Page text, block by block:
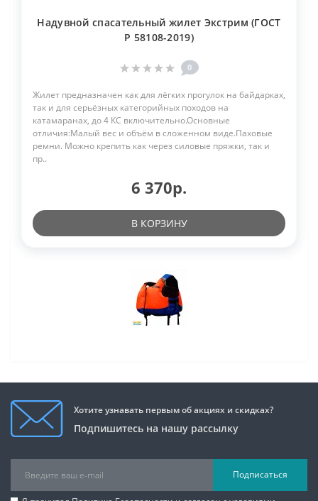
Надувной спасательный жилет Экстрим (ГОСТ
Р 58108-2019)
0
Жилет предназначен как для лёгких прогулок на байдарках,
так и для серьёзных категорийных походов на
катамаранах, до 4 КС включительно.Основные
отличия:Малый вес и объём в сложенном виде.Паховые
ремни. Можно крепить как через силовые пряжки, так и
пр..
6 370р.
В КОРЗИНУ
Хотите узнавать первым об акциях и скидках?
Подпишитесь на нашу рассылку
Подписаться